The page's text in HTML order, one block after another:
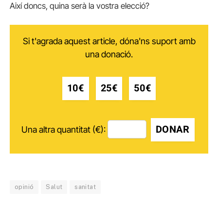
Així doncs, quina serà la vostra elecció?
Si t'agrada aquest article, dóna'ns suport amb
una donació.
10€ 25€ 50€
Una altra quantitat (€): DONAR
opinió Salut sanitat